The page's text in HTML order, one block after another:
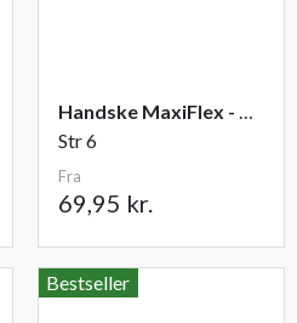
Handske MaxiFlex - Cut
Str 6
Fra
69,95 kr.
Bestseller